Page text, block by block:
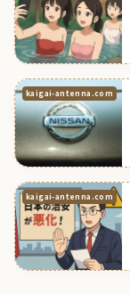
kaigai-antenna.com
kaigai-antenna.com